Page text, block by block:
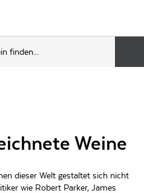
Weine
dieser Welt gestaltet sich nicht
wie Robert Parker, James